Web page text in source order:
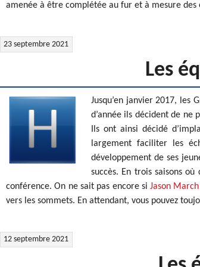
amenée à être complétée au fur et à mesure des
23 septembre 2021
Les
Jusqu’en janvier 2017, les
d’année ils décident de ne
Ils ont ainsi décidé
largement faciliter les
développement de ses
succès. En trois saisons
conférence. On ne sait pas encore siJason March
vers les sommets. En attendant, vous pouvez
12 septembre 2021